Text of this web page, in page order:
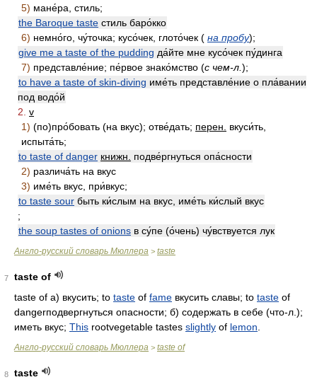
5) мане́ра, стиль;
the Baroque taste стиль баро́кко
6) немно́го, чу́точка; кусо́чек, глото́чек ( на пробу);
give me a taste of the pudding да́йте мне кусо́чек пу́динга
7) представле́ние; пе́рвое знако́мство (с чем-л. );
to have a taste of skin-diving име́ть представле́ние о пла́вании
под водо́й
2. v
1) (по)про́бовать (на вкус); отве́дать; перен.
вкуси́ть,
испыта́ть;
to taste of danger книжн.
подве́ргнуться опа́сности
2) различа́ть на вкус
3) име́ть вкус, при́вкус;
to taste sour быть ки́слым на вкус, име́ть ки́слый вкус
;
the soup tastes of onions в су́пе (о́чень) чу́вствуется лук
Англо-русский словарь Мюллера > taste
7
taste of
taste of а) вкусить; to taste of fame вкусить славы; to taste of
dangerподвергнуться опасности; б) содержать в себе (что-л.);
иметь вкус; This rootvegetable tastes slightly of lemon
Англо-русский словарь Мюллера > taste of
8
taste